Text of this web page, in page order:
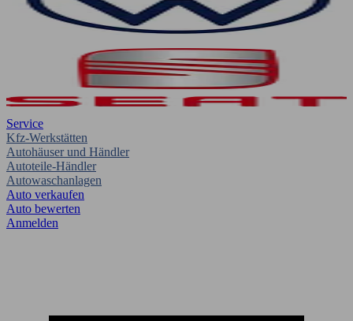
Service
Kfz-Werkstätten
Autohäuser und Händler
Autoteile-Händler
Autowaschanlagen
Auto verkaufen
Auto bewerten
Anmelden